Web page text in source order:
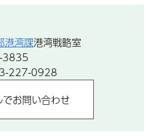
港湾課港湾戦略室
3835
227-0928